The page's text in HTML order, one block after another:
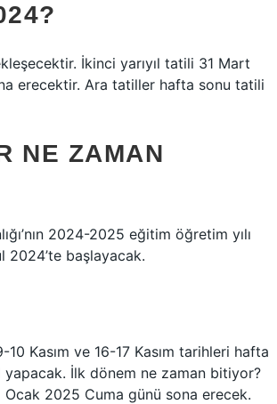
İkinci yarıyıl tatili 31 Mart
erecektir. Ara tatiller hafta sonu tatili
NE ZAMAN
2024-2025 eğitim öğretim yılı
başlayacak.
Kasım ve 16-17 Kasım tarihleri ​​hafta
İlk dönem ne zaman bitiyor?
2025 Cuma günü sona erecek.